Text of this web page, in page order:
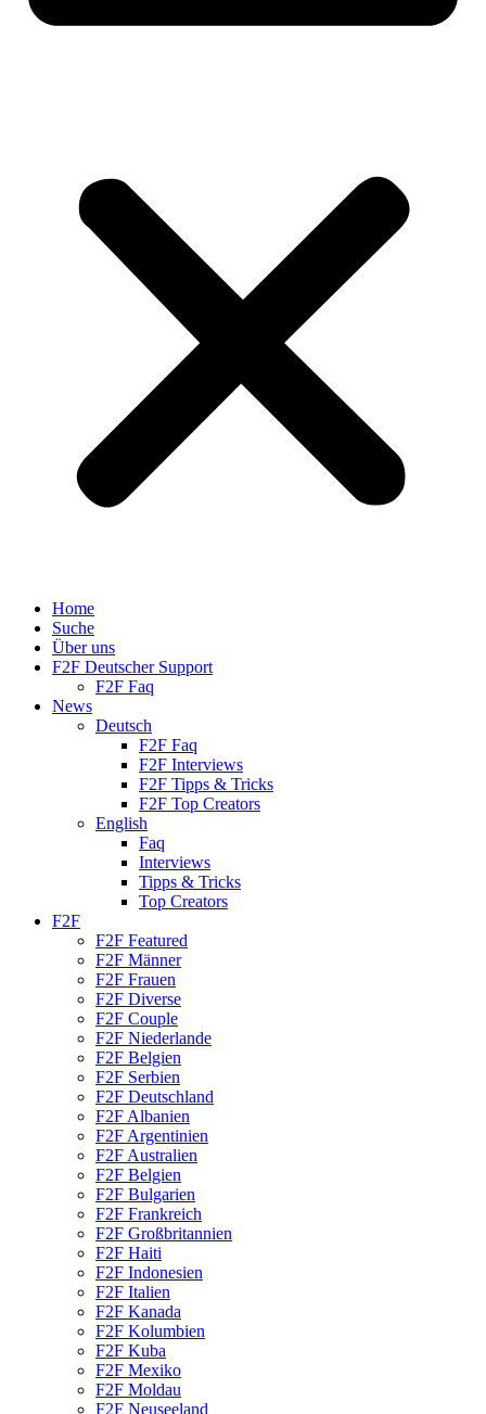
Home
Suche
Über uns
F2F Deutscher Support
F2F Faq
News
Deutsch
F2F Faq
F2F Interviews
F2F Tipps & Tricks
F2F Top Creators
English
Faq
Interviews
Tipps & Tricks
Top Creators
F2F
F2F Featured
F2F Männer
F2F Frauen
F2F Diverse
F2F Couple
F2F Niederlande
F2F Belgien
F2F Serbien
F2F Deutschland
F2F Albanien
F2F Argentinien
F2F Australien
F2F Belgien
F2F Bulgarien
F2F Frankreich
F2F Großbritannien
F2F Haiti
F2F Indonesien
F2F Italien
F2F Kanada
F2F Kolumbien
F2F Kuba
F2F Mexiko
F2F Moldau
F2F Neuseeland